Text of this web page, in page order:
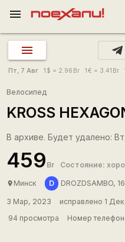
menu
Пт, 7 Авг 1 $ = 2.96 Br 1€ = 3.41 Br
Велосипед
KROSS
В архиве. Будет удалено:
459 Br Состояние:
place Минск D DROZDSAMBO,
3 Мар, 2023
исправлено 1
94 просмотра
Номер